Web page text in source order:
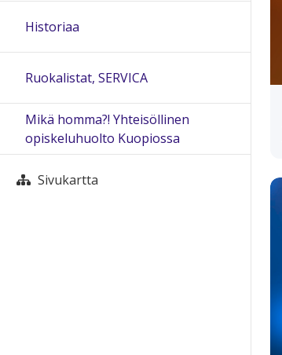
Historiaa
Ruokalistat, SERVICA
Mikä homma?! Yhteisöllinen
opiskeluhuolto Kuopiossa
Sivukartta